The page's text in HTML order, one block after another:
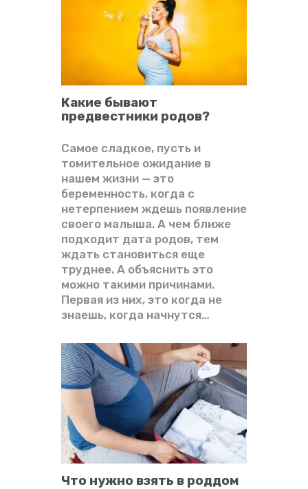
Какие бывают
предвестники родов?
Самое сладкое, пусть и
томительное ожидание в
нашем жизни — это
беременность, когда с
нетерпением ждешь появление
своего малыша. А чем ближе
подходит дата родов, тем
ждать становиться еще
труднее. А объяснить это
можно такими причинами.
Первая из них, это когда не
знаешь, когда начнутся…
Что нужно взять в роддом